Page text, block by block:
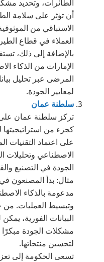
الطائرات، وتحديد
أن تؤثر على سلامة
الاستباقي من
العملاء في قطاع
بالإضافة إلى ذلك،
الإمارات من الذكاء
المرضى عبر تحليل
لمعايير الجودة.
سلطنة عمان
تركز سلطنة عمان على
على اعتماد التقنيات
الاصطناعي وتحليلات
الجودة في التصنيع
مثال: بدأ المصنعون
مدعومة بالذكاء
وتبسيط العمليات. من
البيانات الفورية،
مشكلات الجودة
لتحسين منتجاتها.
تسعى الحكومة إلى